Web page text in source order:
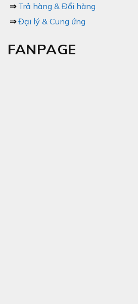
⇒ Trả hàng & Đổi hàng
⇒ Đại lý & Cung ứng
FANPAGE